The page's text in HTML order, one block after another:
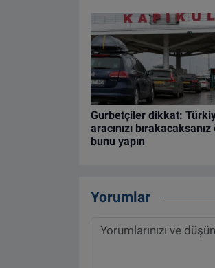
Gurbetçiler dikkat:
aracınızı
bunu yapın
Yorumlar